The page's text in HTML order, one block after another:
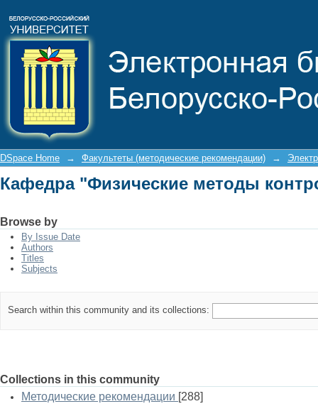
DSpace Home → Факультеты (методические рекомендации) →
Кафедра "Физические методы
Browse by
By Issue Date
Authors
Titles
Subjects
Search within this community and its collections:
Collections in this community
Методические рекомендации [288]